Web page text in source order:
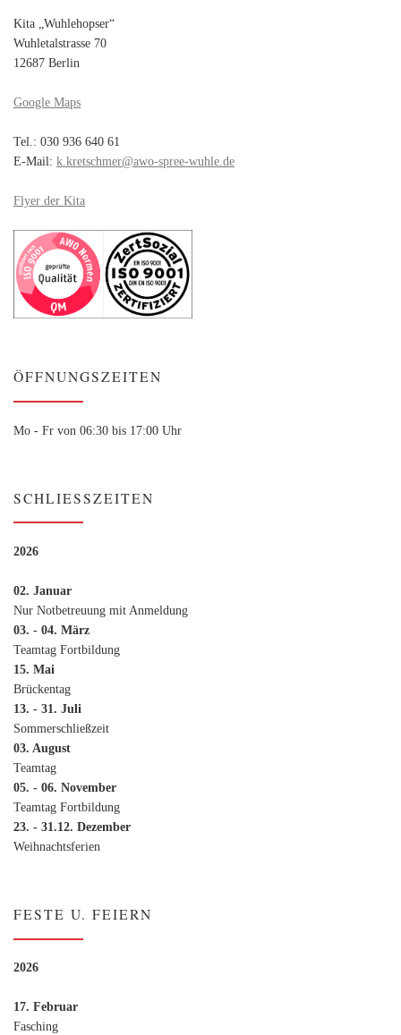
Kita „Wuhlehopser“
Wuhletalstrasse 70
12687 Berlin
Google Maps
Tel.: 030 936 640 61
E-Mail: k.kretschmer@awo-spree-wuhle.de
Flyer der Kita
ÖFFNUNGSZEITEN
Mo - Fr von 06:30 bis 17:00 Uhr
SCHLIESSZEITEN
2026
02. Januar
Nur Notbetreuung mit Anmeldung
03. - 04. März
Teamtag Fortbildung
15. Mai
Brückentag
13. - 31. Juli
Sommerschließzeit
03. August
Teamtag
05. - 06. November
Teamtag Fortbildung
23. - 31.12. Dezember
Weihnachtsferien
FESTE U. FEIERN
2026
17. Februar
Fasching